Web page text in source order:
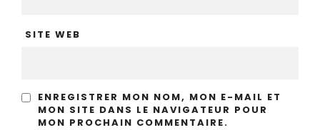
SITE WEB
ENREGISTRER MON NOM, MON E-MAIL ET
MON SITE DANS LE NAVIGATEUR POUR
MON PROCHAIN COMMENTAIRE.